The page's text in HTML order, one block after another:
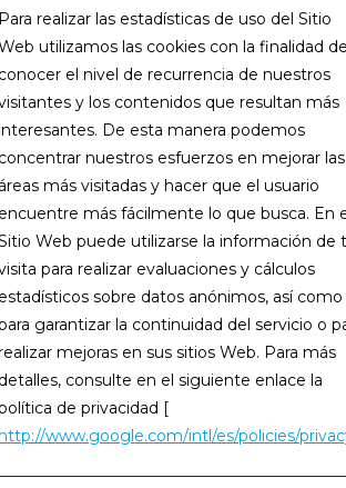
Para realizar las estadísticas de uso del Sitio
utilizamos las cookies con la finalidad
conocer el nivel de recurrencia de nuestros
y los contenidos que resultan más
De esta manera podemos
concentrar nuestros esfuerzos en mejorar las
áreas más visitadas y hacer que el usuario
encuentre más fácilmente lo que busca. En
Web puede utilizarse la información de
para realizar evaluaciones y cálculos
estadísticos sobre datos anónimos, así como
garantizar la continuidad del servicio o
mejoras en sus sitios Web. Para más
detalles, consulte en el siguiente enlace la
de privacidad [
http://www.google.com/intl/es/policies/